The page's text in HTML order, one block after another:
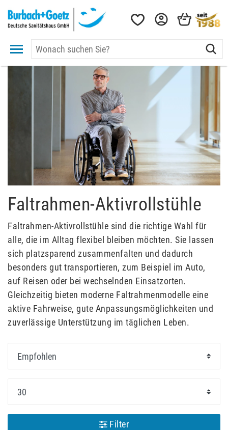
Faltrahmen-Aktivrollstühle
Faltrahmen-Aktivrollstühle sind die richtige Wahl für
alle, die im Alltag flexibel bleiben möchten. Sie lassen
sich platzsparend zusammenfalten und dadurch
besonders gut transportieren, zum Beispiel im Auto,
auf Reisen oder bei wechselnden Einsatzorten.
Gleichzeitig bieten moderne Faltrahmenmodelle eine
aktive Fahrweise, gute Anpassungsmöglichkeiten und
zuverlässige Unterstützung im täglichen Leben.
Filter